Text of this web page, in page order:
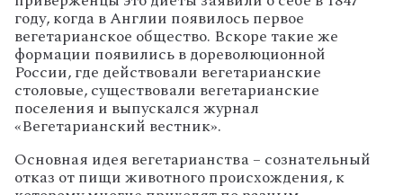
году, когда в Англии появилось первое
вегетарианское общество. Вскоре такие же
формации появились в дореволюционной
России, где действовали вегетарианские
столовые, существовали вегетарианские
поселения и выпускался журнал
«Вегетарианский вестник».
Основная идея вегетарианства – сознательный
отказ от пищи животного происхождения, к